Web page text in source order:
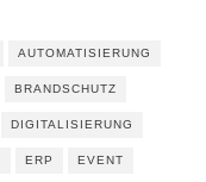
AUTOMATISIERUNG
BRANDSCHUTZ
DIGITALISIERUNG
ERP EVENT